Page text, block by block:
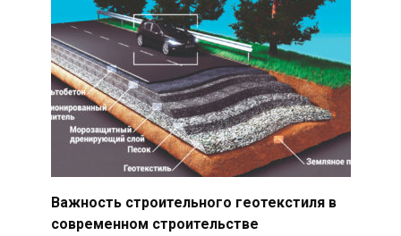
Важность строительного геотекстиля в
современном строительстве